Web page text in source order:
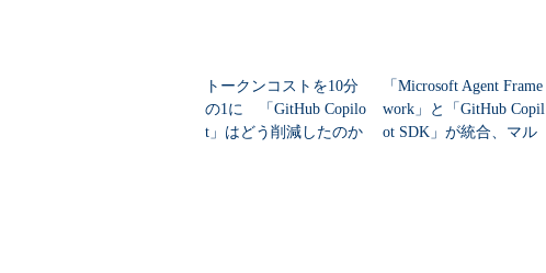
トークンコストを10分
の1に 「GitHub Copilo
t」はどう削減したのか
「Microsoft Agent Frame
work」と「GitHub Copil
ot SDK」が統合、マル